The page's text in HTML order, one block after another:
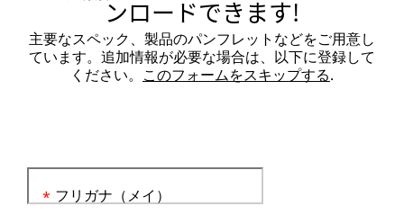
ンロードできます!
主要なスペック、製品のパンフレットなどをご用意し
ています。追加情報が必要な場合は、以下に登録して
ください。 このフォームをスキップする.
フリガナ（メイ）
*